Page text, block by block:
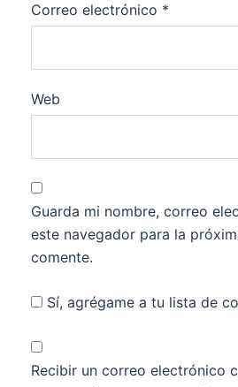
Correo electrónico *
Web
Guarda mi nombre, correo
este navegador para la
comente.
Sí, agrégame a tu lista de
Recibir un correo electrónico